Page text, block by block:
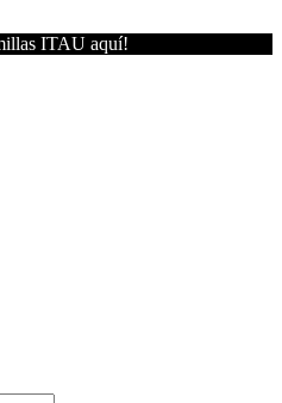
ITAU aquí!